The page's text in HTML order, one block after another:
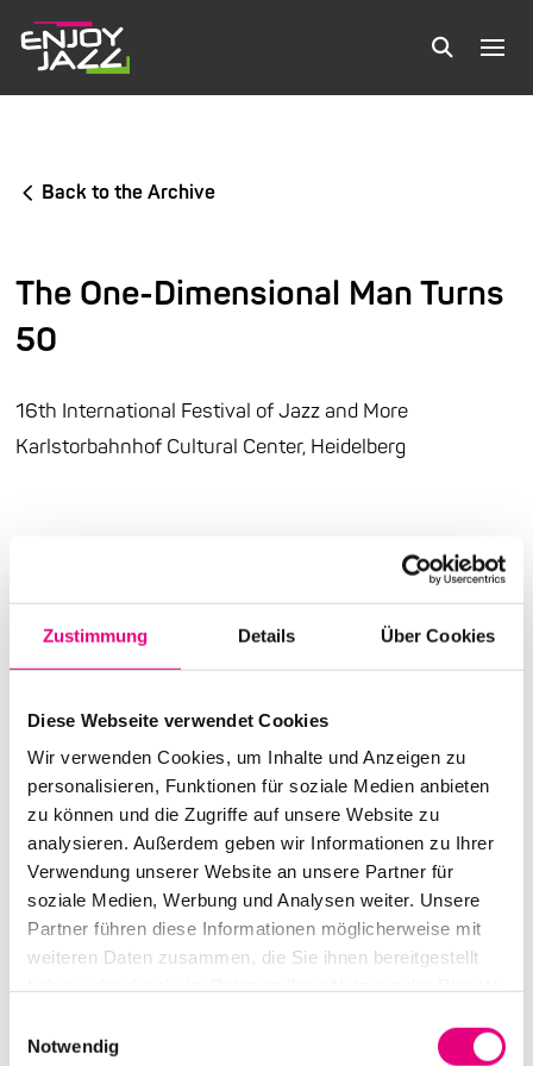
Zustimmung Details Über Cookies
Diese Webseite verwendet Cookies
Wir verwenden Cookies, um Inhalte und Anzeigen zu
personalisieren, Funktionen für soziale Medien anbieten
zu können und die Zugriffe auf unsere Website zu
analysieren. Außerdem geben wir Informationen zu Ihrer
Verwendung unserer Website an unsere Partner für
soziale Medien, Werbung und Analysen weiter. Unsere
Partner führen diese Informationen möglicherweise mit
weiteren Daten zusammen, die Sie ihnen bereitgestellt
Notwendig
Back to the Archive
The One-Dimensional Man Turns
50
16th International Festival of Jazz and More
Karlstorbahnhof Cultural Center, Heidelberg
Doors open:October19, 2014 – 7:00 p.m.
End:October
, 2014 – 10:30 p.m.
Thomas Ebermann: Author
Kristof Schreuf: g
Andreas Spechtl: voc
Robert Stadlober: voc
Advance ticket price: €21
Box office: €25
Nationality: Germany/ Austria
Karlstor, Heidelberg